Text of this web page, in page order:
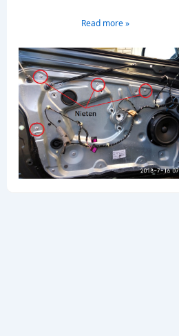
Autofenster
mehr
hoch
Read more »